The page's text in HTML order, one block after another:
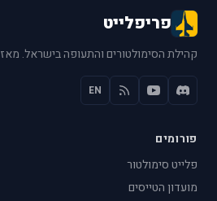
פריפלייט
קהילת הסימולטורים והתעופה בישראל. מאז 2005.
EN
פורומים
פלייט סימולטור
מועדון הטייסים